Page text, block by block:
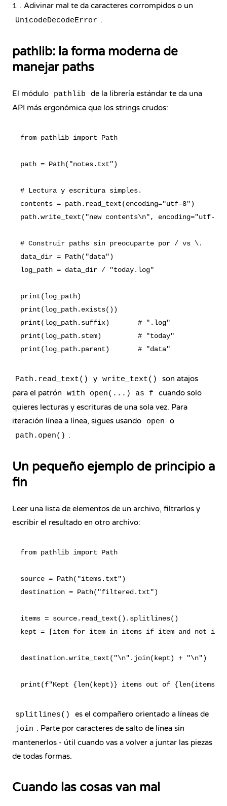
1 . Adivinar mal te da caracteres corrompidos o un
UnicodeDecodeError .
pathlib: la forma moderna de
manejar paths
El módulo pathlib
de la librería estándar te da una
API más ergonómica que los strings crudos:
from pathlib import Path
path = Path("notes.txt")
# Lectura y escritura simples.
contents = path.read_text(encoding="utf-8")
path.write_text("new contents\n", encoding="utf-8")
# Construir paths sin preocuparte por / vs \.
data_dir = Path("data")
log_path = data_dir / "today.log"
print(log_path)
print(log_path.exists())
print(log_path.suffix)       # ".log"
print(log_path.stem)         # "today"
Path.read_text() y write_text()
son atajos
para el patrón
with open(...) as f
cuando solo
quieres lecturas y escrituras de una sola vez. Para
iteración línea a línea, sigues usando
open o
path.open() .
Un pequeño ejemplo de principio a
fin
Leer una lista de elementos de un archivo, filtrarlos y
escribir el resultado en otro archivo:
from pathlib import Path
source = Path("items.txt")
destination = Path("filtered.txt")
items = source.read_text().splitlines()
kept = [item for item in items if item and not
destination.write_text("\n".join(kept) + "\n")
splitlines() es el compañero orientado a líneas de
join . Parte por caracteres de salto de línea sin
mantenerlos - útil cuando vas a volver a juntar las piezas
de todas formas.
Cuando las cosas van mal